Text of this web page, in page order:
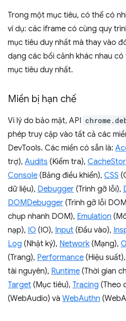
Trong một mục tiêu, có thể có
ví dụ: các iframe có cùng quy
mục tiêu duy nhất mà thay vào
dạng các bối cảnh khác nhau
mục tiêu duy nhất.
Miền bị hạn chế
Vì lý do bảo mật, API
phép truy cập vào tất cả các
DevTools. Các miền có sẵn là:
trợ), Audits (Kiểm tra),
Console (Bảng điều khiển), CSS
dữ liệu), Debugger (Trình gỡ lỗi),
DOMDebugger (Trình gỡ lỗi
chụp nhanh DOM), Emulation
nạp), IO (IO), Input (Đầu vào),
Log (Nhật ký), Network (Mạng),
(Trang), Performance (Hiệu suất),
tài nguyên), Runtime (Thời gian
Target (Mục tiêu), Tracing (Theo
(WebAudio) và WebAuthn